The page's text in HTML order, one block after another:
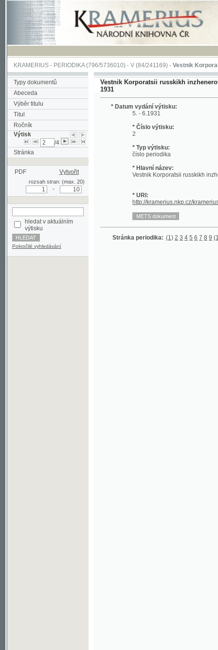
KRAMERIUS-PERIODIKA(796/5736010) -V(84/241169) -Vestnik Korporatsii
Typy dokumentů
Abeceda
Výběr titulu
Titul
Ročník
Výtisk
/4
Stránka
PDF
rozsah stran: (max. 20)
výtisku
Pokročilé vyhledávání
Vestnik Korporatsii russkikh inzhenerov
1931
* Datum vydání výtisku:
5. - 6.1931
* Číslo výtisku:
* Typ výtisku:
* Hlavní název:
Vestnik Korporatsii russkikh
* URI:
Stránka periodika: (1) 2 3 4 5